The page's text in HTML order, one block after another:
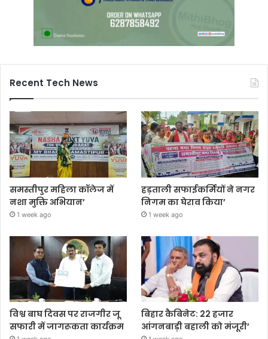
Recent Tech News
समस्तीपुर महिला कॉलेज में
नशा मुक्ति अभियान’
1 week ago
हड़ताली सफाईकर्मियों ने नगर
निगम का घेराव किया’
1 week ago
विश्व बाघ दिवस पर राजगीर जू
सफारी में जागरूकता कार्यक्रम
बिहार कैबिनेट: 22 हजार
आंगनबाड़ी बहाली को मंजूरी’